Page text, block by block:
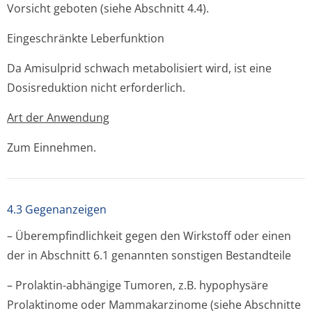
Vorsicht geboten (siehe Abschnitt 4.4).
Eingeschränkte Leberfunktion
Da Amisulprid schwach metabolisiert wird, ist eine
Dosisreduktion nicht erforderlich.
Art der Anwendung
Zum Einnehmen.
4.3 Gegenanzeigen
– Überempfindlichkeit gegen den Wirkstoff oder einen
der in Abschnitt 6.1 genannten sonstigen Bestandteile
– Prolaktin-abhängige Tumoren, z.B. hypophysäre
Prolaktinome oder Mammakarzinome (siehe Abschnitte